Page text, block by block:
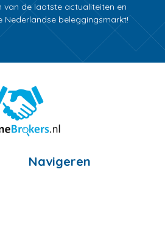
van de laatste actualiteiten en
Nederlandse beleggingsmarkt!
Navigeren